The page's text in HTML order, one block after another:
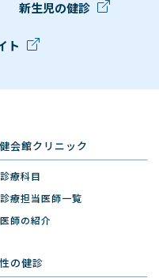
新生児の健診
ト
会館クリニック
診療科目
診療担当医師一覧
医師の紹介
の健診